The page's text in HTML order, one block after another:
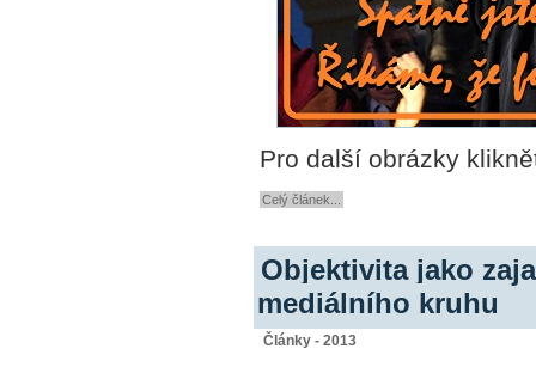
Pro další obrázky
Celý článek...
Objektivita jako
mediálního kruhu
Články - 2013